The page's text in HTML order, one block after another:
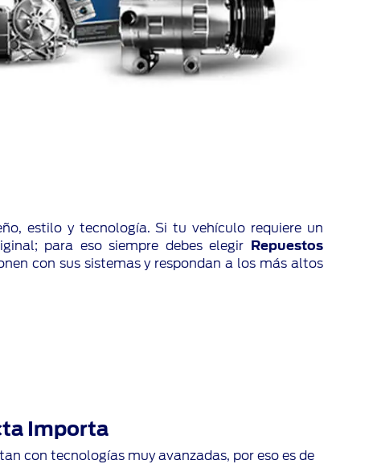
estilo y tecnología. Si tu vehículo requiere un
para eso siempre debes elegir Repuestos
con sus sistemas y respondan a los más altos
Importa
con tecnologías muy avanzadas, por eso es de